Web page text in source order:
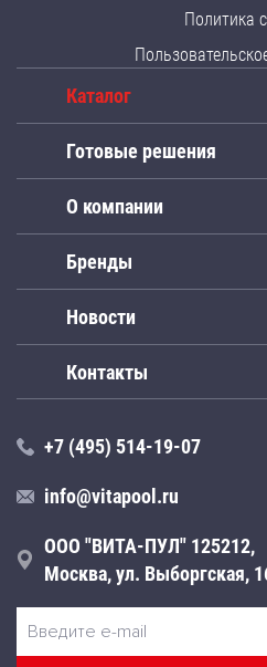
Политика
Каталог
Готовые решения
О компании
Бренды
Новости
Контакты
+7 (495) 514-19-07
info@vitapool.ru
ООО "ВИТА-ПУЛ" 125212,
Москва, ул. Выборгская,